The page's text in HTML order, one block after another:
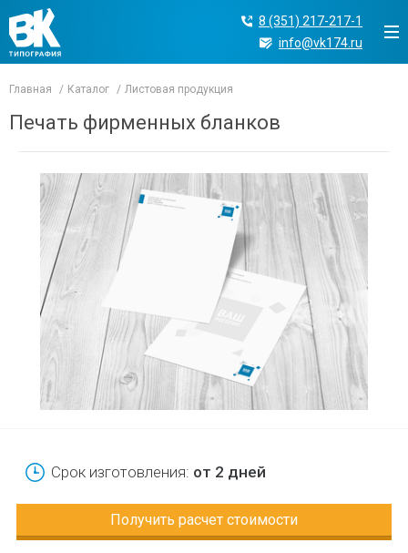
8 (351) 217-217-1
info@vk174.ru
Главная Каталог Листовая продукция
Печать фирменных бланков
Срок изготовления: от 2 дней
Получить расчет стоимости